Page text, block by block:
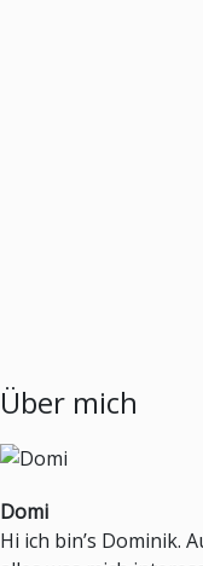
Über mich
Domi
Hi ich bin’s Dominik.